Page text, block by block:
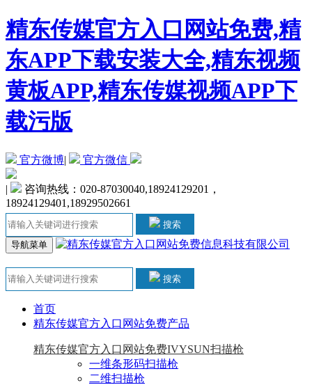
精东传媒官方入口网站免费,精
东APP下载安装大全,精东视频
黄板APP,精东传媒视频APP下
载污版
官方微博| 官方微信
|
咨询热线：020-87030040,18924129201，
18924129401,18929502661
搜索
导航菜单
搜索
首页
精东传媒官方入口网站免费产品
精东传媒官方入口网站免费IVYSUN扫描枪
一维条形码扫描枪
二维扫描枪